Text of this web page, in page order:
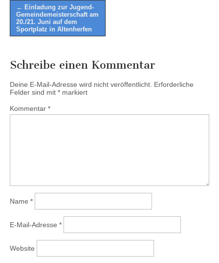
Post
navigation
← Einladung zur Jugend-
Gemeindemeisterschaft am
20./21. Juni auf dem
Sportplatz in Altenherfen
Schreibe einen Kommentar
Deine E-Mail-Adresse wird nicht veröffentlicht. Erforderliche
Felder sind mit * markiert
Kommentar *
Name *
E-Mail-Adresse *
Website